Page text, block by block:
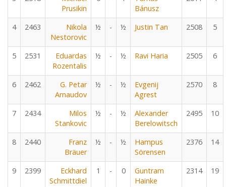
Prusikin
Bánusz
4 2463
Nikola
Nestorovic
½ - ½ Justin Tan 2508 5
5 2531
Eduardas
Rozentalis
½ - ½ Ravi Haria 2505 6
6 2462
G. Petar
Arnaudov
½ - ½
Evgenij
Agrest
2570 8
7 2434
Milos
Stankovic
½ - ½
Alexander
Berelowitsch
2495 10
8 2440
Franz
Bräuer
½ - ½
Hampus
Sörensen
2376 14
9 2399
Eckhard
Schmittdiel
1 - 0
Guntram
Hainke
2314 19